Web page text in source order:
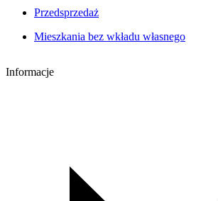
Przedsprzedaż
Mieszkania bez wkładu własnego
Informacje